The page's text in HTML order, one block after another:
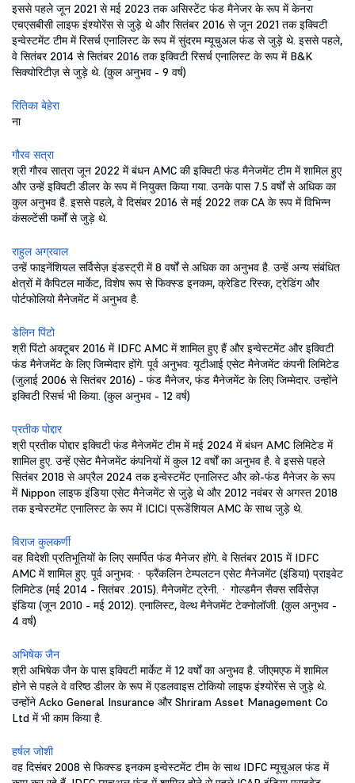
इससे पहले जून 2021 से मई 2023 तक असिस्टेंट फंड मैनेजर के रूप में केनरा
एचएसबीसी लाइफ इंश्योरेंस से जुड़े थे और सितंबर 2016 से जून 2021 तक इक्विटी
इन्वेस्टमेंट टीम में रिसर्च एनालिस्ट के रूप में सुंदरम म्यूचुअल फंड से जुड़े थे. इससे पहले,
वे सितंबर 2014 से सितंबर 2016 तक इक्विटी रिसर्च एनालिस्ट के रूप में B&K
सिक्योरिटीज़ से जुड़े थे. (कुल अनुभव - 9 वर्ष)
रितिका बेहेरा
ना
गौरव सत्रा
श्री गौरव सात्रा जून 2022 में बंधन AMC की इक्विटी फंड मैनेजमेंट टीम में शामिल हुए
और उन्हें इक्विटी डीलर के रूप में नियुक्त किया गया. उनके पास 7.5 वर्षों से अधिक का
कुल अनुभव है. इससे पहले, वे दिसंबर 2016 से मई 2022 तक CA के रूप में विभिन्न
कंसल्टेंसी फर्मों से जुड़े थे.
राहुल अग्रवाल
उन्हें फाइनेंशियल सर्विसेज़ इंडस्ट्री में 8 वर्षों से अधिक का अनुभव है. उन्हें अन्य संबंधित
क्षेत्रों में कैपिटल मार्केट, विशेष रूप से फिक्स्ड इनकम, क्रेडिट रिस्क, ट्रेडिंग और
पोर्टफोलियो मैनेजमेंट में अनुभव है.
डेलिन पिंटो
श्री पिंटो अक्टूबर 2016 में IDFC AMC में शामिल हुए हैं और इन्वेस्टमेंट और इक्विटी
फंड मैनेजमेंट के लिए जिम्मेदार होंगे. पूर्व अनुभव: यूटीआई एसेट मैनेजमेंट कंपनी लिमिटेड
(जुलाई 2006 से सितंबर 2016) - फंड मैनेजर, फंड मैनेजमेंट के लिए जिम्मेदार. उन्होंने
इक्विटी रिसर्च भी किया. (कुल अनुभव - 12 वर्ष)
प्रतीक पोद्दार
श्री प्रतीक पोद्दार इक्विटी फंड मैनेजमेंट टीम में मई 2024 में बंधन AMC लिमिटेड में
शामिल हुए. उन्हें एसेट मैनेजमेंट कंपनियों में कुल 12 वर्षों का अनुभव है. वे इससे पहले
सितंबर 2018 से अप्रैल 2024 तक इन्वेस्टमेंट एनालिस्ट और को-फंड मैनेजर के रूप
में Nippon लाइफ इंडिया एसेट मैनेजमेंट से जुड़े थे और 2012 नवंबर से अगस्त 2018
तक इन्वेस्टमेंट एनालिस्ट के रूप में ICICI प्रूडेंशियल AMC के साथ जुड़े थे.
विराज कुलकर्णी
वह विदेशी प्रतिभूतियों के लिए समर्पित फंड मैनेजर होंगे. वे सितंबर 2015 में IDFC
AMC में शामिल हुए. पूर्व अनुभव: · फ्रैंकलिन टेम्पलटन एसेट मैनेजमेंट (इंडिया) प्राइवेट
लिमिटेड (मई 2014 - सितंबर .2015). मैनेजमेंट ट्रेनी. · गोल्डमैन सैक्स सर्विसेज़
इंडिया (जून 2010 - मई 2012). एनालिस्ट, वेल्थ मैनेजमेंट टेक्नोलॉजी. (कुल अनुभव -
4 वर्ष)
अभिषेक जैन
श्री अभिषेक जैन के पास इक्विटी मार्केट में 12 वर्षों का अनुभव है. जीएमएफ में शामिल
होने से पहले वे वरिष्ठ डीलर के रूप में एडलवाइस टोकियो लाइफ इंश्योरेंस से जुड़े थे.
उन्होंने Acko General Insurance और Shriram Asset Management Co
Ltd में भी काम किया है.
हर्षल जोशी
वह दिसंबर 2008 से फिक्स्ड इनकम इन्वेस्टमेंट टीम के साथ IDFC म्यूचुअल फंड में